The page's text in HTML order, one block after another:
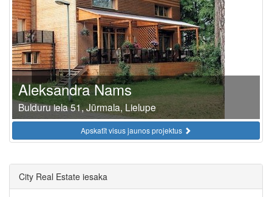
Aleksandra Nams
Bulduru iela 51, Jūrmala, Lielupe
Apskatīt visus jaunos projektus
City Real Estate iesaka